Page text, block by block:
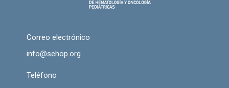
Correo electrónico
info@sehop.org
Teléfono